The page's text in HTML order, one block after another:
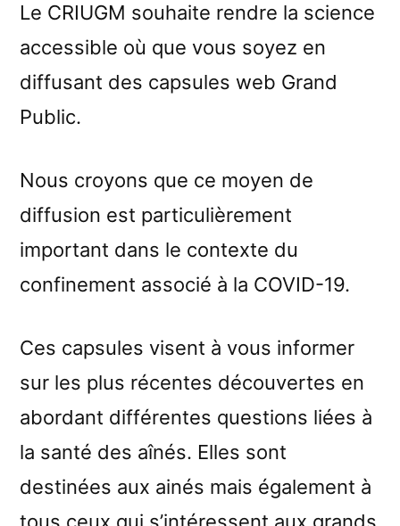
Le CRIUGM souhaite rendre la science
accessible où que vous soyez en
diffusant des capsules web Grand
Public.
Nous croyons que ce moyen de
diffusion est particulièrement
important dans le contexte du
confinement associé à la COVID-19.
Ces capsules visent à vous informer
sur les plus récentes découvertes en
abordant différentes questions liées à
la santé des aînés. Elles sont
destinées aux ainés mais également à